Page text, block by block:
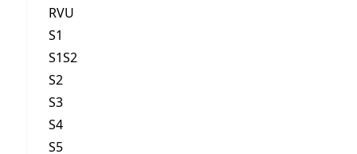
RVU
S1
S1S2
S2
S3
S4
S5